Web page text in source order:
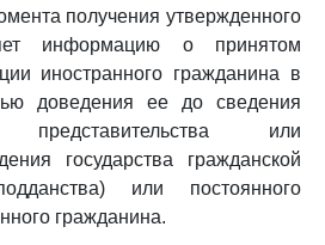
получения утвержденного
информацию о принятом
иностранного гражданина в
доведения ее до сведения
представительства или
государства гражданской
или постоянного
гражданина.